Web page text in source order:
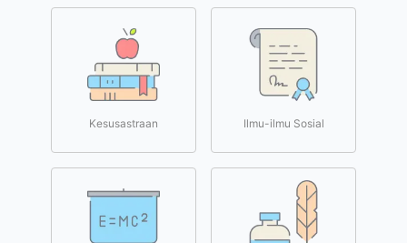
Kesusastraan Ilmu-ilmu Sosial